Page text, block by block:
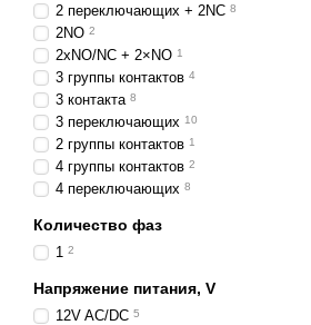
2 переключающих + 2NC 8
2NO 2
2xNO/NC + 2×NO 1
3 группы контактов 4
3 контакта 8
3 переключающих 10
2 группы контактов 1
4 группы контактов 2
4 переключающих 8
Количество фаз
1 2
Напряжение питания, V
12V AC/DC 5